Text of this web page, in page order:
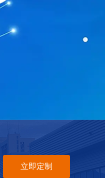
立即定制